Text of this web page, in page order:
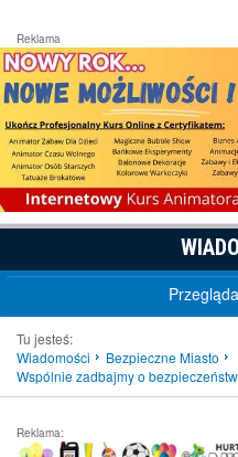
Reklama
Tu jesteś:
Wiadomości
Bezpieczne Miasto
Wspólnie zadbajmy o
Reklama: